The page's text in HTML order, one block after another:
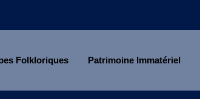
Folkloriques Patrimoine Immatériel